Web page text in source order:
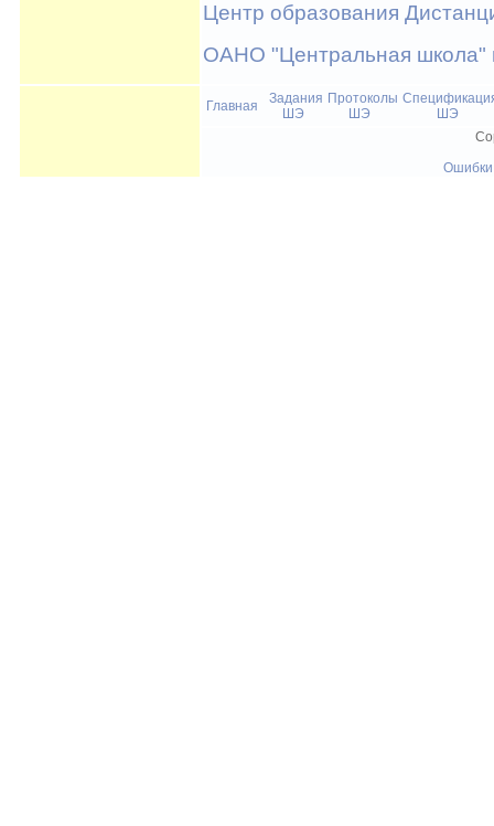
Центр образования
ОАНО "Центральная школа"
Главная
Задания
ШЭ
Протоколы
ШЭ
ШЭ
Ошибки